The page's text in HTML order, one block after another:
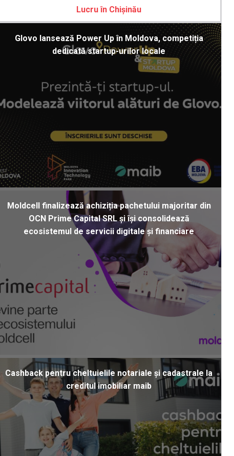
Lucru în Chișinău
Glovo lansează Power Up în Moldova, competiția
dedicată startup-urilor locale
Moldcell finalizează achiziția pachetului majoritar din
OCN Prime Capital SRL și își consolidează
ecosistemul de servicii digitale și financiare
Cashback pentru cheltuielile notariale și cadastrale la
creditul imobiliar maib